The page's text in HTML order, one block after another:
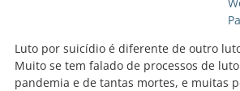
Luto por suicídio é diferente de outro
Muito se tem falado de processos de
pandemia e de tantas mortes, e muitas